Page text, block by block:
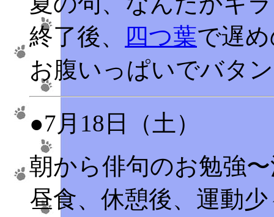
終了後、
四つ葉で遅
お腹いっぱいでバタ
●7月18日（土）
朝から俳句のお勉強
昼食、休憩後、運動少